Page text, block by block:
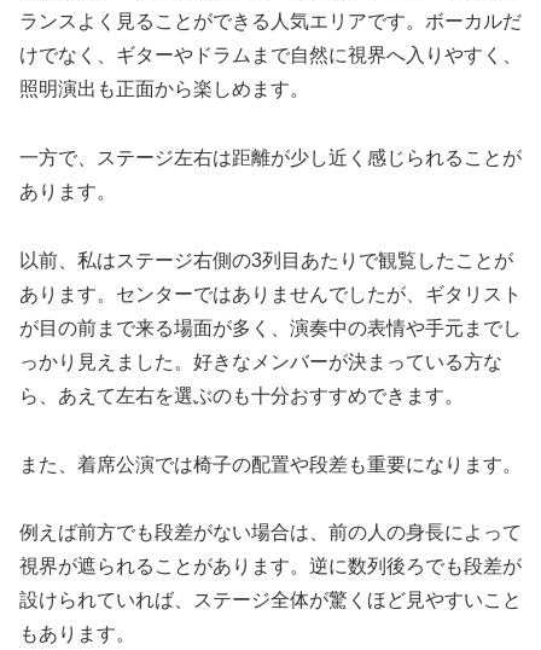
ランスよく見ることができる人気エリアです。ボーカルだ
けでなく、ギターやドラムまで自然に視界へ入りやすく、
照明演出も正面から楽しめます。
一方で、ステージ左右は距離が少し近く感じられることが
あります。
以前、私はステージ右側の3列目あたりで観覧したことが
あります。センターではありませんでしたが、ギタリスト
が目の前まで来る場面が多く、演奏中の表情や手元までし
っかり見えました。好きなメンバーが決まっている方な
ら、あえて左右を選ぶのも十分おすすめできます。
また、着席公演では椅子の配置や段差も重要になります。
例えば前方でも段差がない場合は、前の人の身長によって
視界が遮られることがあります。逆に数列後ろでも段差が
設けられていれば、ステージ全体が驚くほど見やすいこと
もあります。